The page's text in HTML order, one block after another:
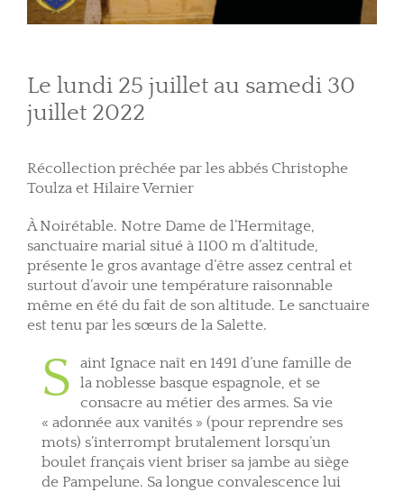
Le lundi 25 juillet au samedi 30
juillet 2022
Récollection prêchée par les abbés Christophe
Toulza et Hilaire Vernier
À Noirétable. Notre Dame de l’Hermitage,
sanctuaire marial situé à 1100 m d’altitude,
présente le gros avantage d’être assez central et
surtout d’avoir une température raisonnable
même en été du fait de son altitude. Le sanctuaire
est tenu par les sœurs de la Salette.
S
aint Ignace naît en 1491 d’une famille de
la noblesse basque espagnole, et se
consacre au métier des armes. Sa vie
« adonnée aux vanités » (pour reprendre ses
mots) s’interrompt brutalement lorsqu’un
boulet français vient briser sa jambe au siège
de Pampelune. Sa longue convalescence lui